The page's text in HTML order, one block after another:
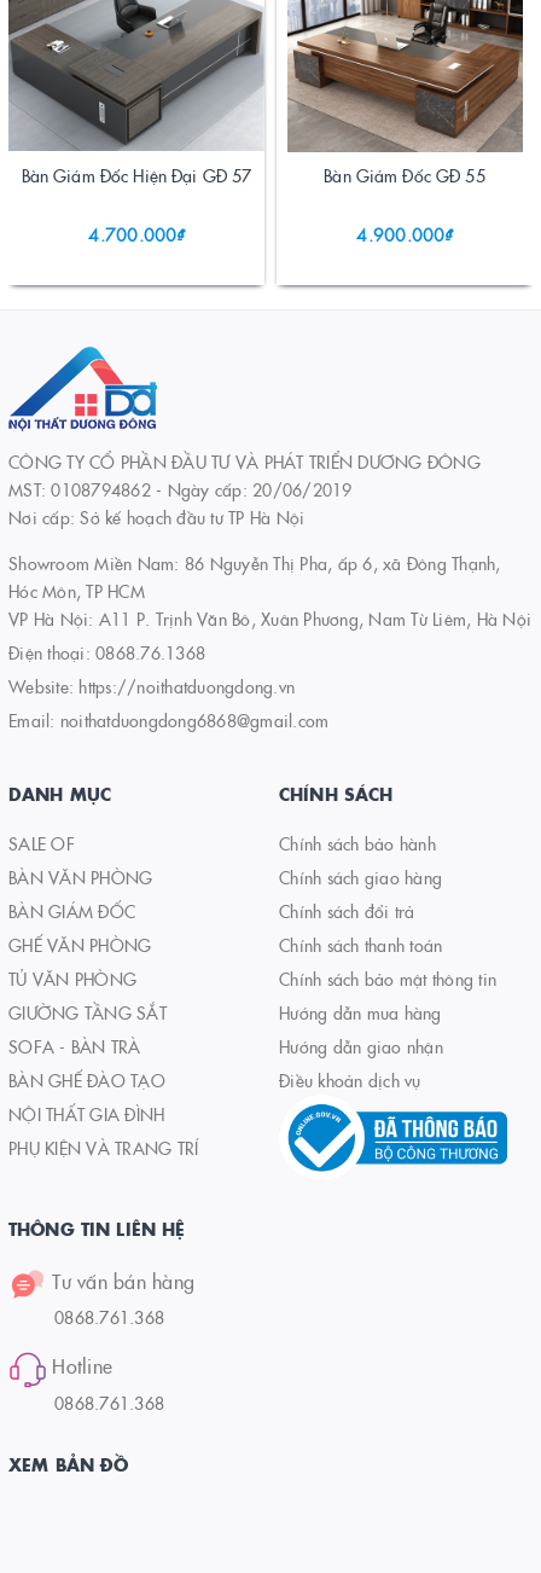
Bàn Giám Đốc Hiện Đại GĐ 57
4.700.000₫
Bàn Giám Đốc GĐ 55
4.900.000₫
CÔNG TY CỔ PHẦN ĐẦU TƯ VÀ PHÁT TRIỂN DƯƠNG ĐÔNG
MST: 0108794862 - Ngày cấp: 20/06/2019
Nơi cấp: Sở kế hoạch đầu tư TP Hà Nội
Showroom Miền Nam: 86 Nguyễn Thị Pha, ấp 6, xã Đông Thạnh,
Hóc Môn, TP HCM
VP Hà Nội: A11 P. Trịnh Văn Bô, Xuân Phương, Nam Từ Liêm, Hà Nội
Điện thoại: 0868.76.1368
Website: https://noithatduongdong.vn
Email: noithatduongdong6868@gmail.com
DANH MỤC
SALE OF
BÀN VĂN PHÒNG
BÀN GIÁM ĐỐC
GHẾ VĂN PHÒNG
TỦ VĂN PHÒNG
GIƯỜNG TẦNG SẮT
SOFA - BÀN TRÀ
BÀN GHẾ ĐÀO TẠO
NỘI THẤT GIA ĐÌNH
PHỤ KIỆN VÀ TRANG TRÍ
CHÍNH SÁCH
Chính sách bảo hành
Chính sách giao hàng
Chính sách đổi trả
Chính sách thanh toán
Chính sách bảo mật thông tin
Hướng dẫn mua hàng
Hướng dẫn giao nhận
Điều khoản dịch vụ
THÔNG TIN LIÊN HỆ
Tư vấn bán hàng
0868.761.368
Hotline
0868.761.368
XEM BẢN ĐỒ